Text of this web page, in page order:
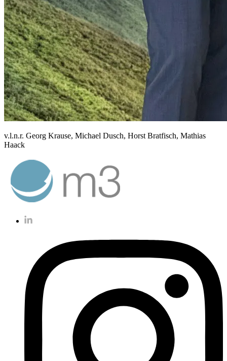
v.l.n.r. Georg Krause, Michael Dusch, Horst Bratfisch, Mathias
Haack